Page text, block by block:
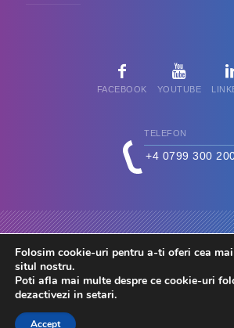
FACEBOOK YOUTUBE
TELEFON
+4 0799 300
© 2026 FdC - Firma de Conta. Toate
Folosim cookie-uri pentru a-ti oferi cea
situl nostru.
Poti afla mai multe despre ce cookie-uri
dezactivezi in setari.
Accept